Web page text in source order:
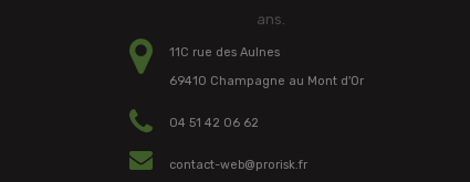
ans.
11C rue des Aulnes
69410 Champagne au Mont d'Or
04 51 42 06 62
contact-web@prorisk.fr